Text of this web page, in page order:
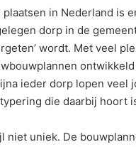
plaatsen in Nederland
dorp in de
wordt. Met veel
ieder dorp lopen
die daarbij hoort
niet uniek. De